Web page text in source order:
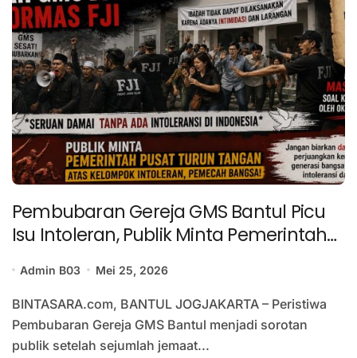
Pembubaran Gereja GMS Bantul Picu
Isu Intoleran, Publik Minta Pemerintah
Intoleran
Admin B03 Mei 25, 2026
BINTASARA.com, BANTUL JOGJAKARTA – Peristiwa
Pembubaran Gereja GMS Bantul menjadi sorotan
publik setelah sejumlah jemaat...